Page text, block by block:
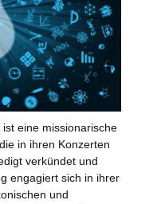
eine missionarische
in ihren Konzerten
verkündet und
engagiert sich in ihrer
und